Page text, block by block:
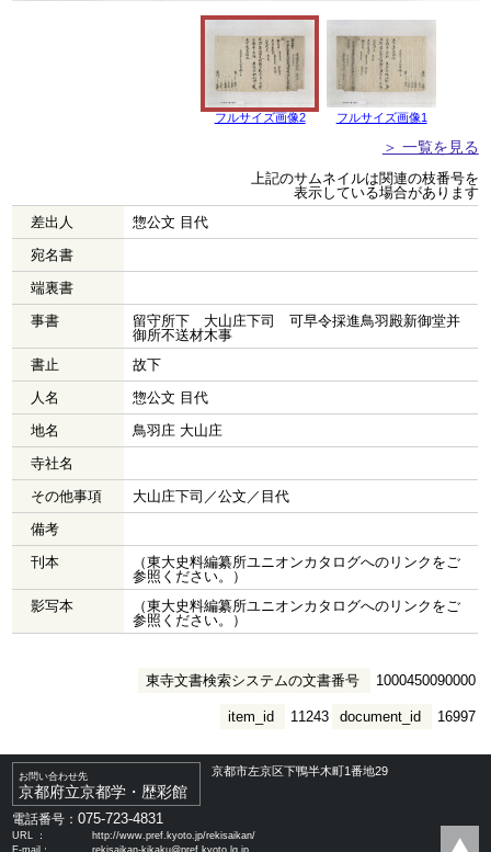
フルサイズ画像2 フルサイズ画像1
＞ 一覧を見る
上記のサムネイルは関連の枝番号を
表示している場合があります
差出人
惣公文 目代
宛名書
端裏書
事書
留守所下 大山庄下司 可早令採進鳥羽殿新御堂并
御所不送材木事
書止
故下
人名
惣公文 目代
地名
鳥羽庄 大山庄
寺社名
その他事項
大山庄下司／公文／目代
備考
刊本
（東大史料編纂所ユニオンカタログへのリンクをご
参照ください。）
影写本
（東大史料編纂所ユニオンカタログへのリンクをご
参照ください。）
東寺文書検索システムの文書番号 1000450090000
document_id 16997
item_id 11243
お問い合わせ先
京都府立京都学・歴彩館
京都市左京区下鴨半木町1番地29
電話番号：075-723-4831
URL ：
http://www.pref.kyoto.jp/rekisaikan/
E-mail：
rekisaikan-kikaku@pref.kyoto.lg.jp